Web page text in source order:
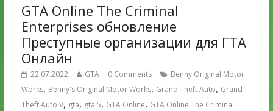
GTA Online The Criminal
Enterprises обновление
Преступные организации для ГТА
Онлайн
22.07.2022 GTA 0 Comments
Benny Original Motor
Works, Benny's Original Motor Works, Grand Theft Auto, Grand
Theft Auto V, gta, gta 5, GTA Online, GTA Online The Criminal